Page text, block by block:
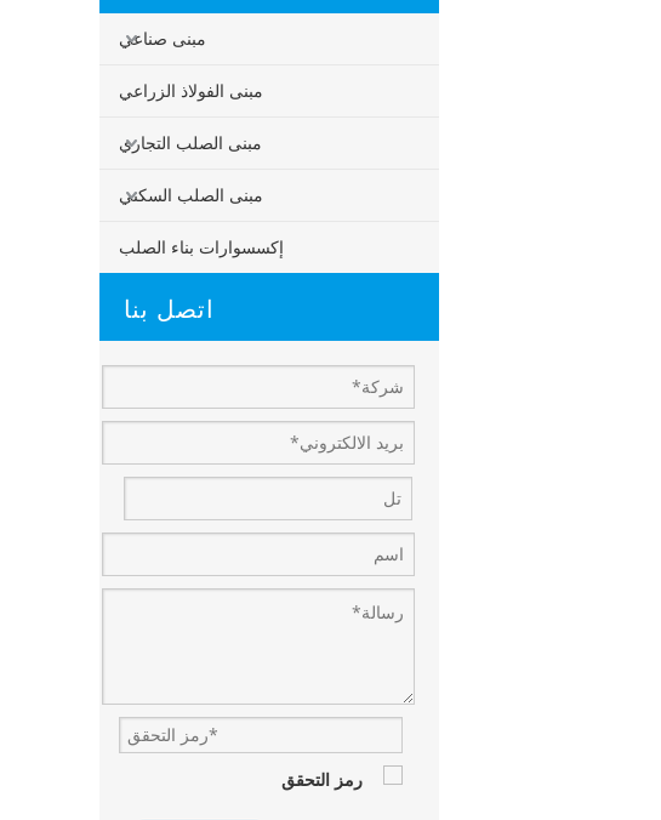
مبنى صناعي
مبنى الفولاذ الزراعي
مبنى الصلب التجاري
مبنى الصلب السكني
إكسسوارات بناء الصلب
اتصل بنا